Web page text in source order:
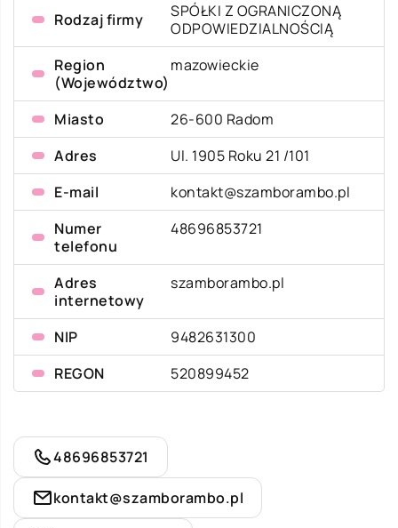
Rodzaj firmy
SPÓŁKI Z OGRANICZONĄ
ODPOWIEDZIALNOŚCIĄ
Region
(Województwo)
mazowieckie
Miasto
26-600 Radom
Adres
Ul. 1905 Roku 21 /101
E-mail
kontakt@szamborambo.pl
Numer
telefonu
48696853721
Adres
internetowy
szamborambo.pl
NIP
9482631300
REGON
520899452
48696853721
kontakt@szamborambo.pl